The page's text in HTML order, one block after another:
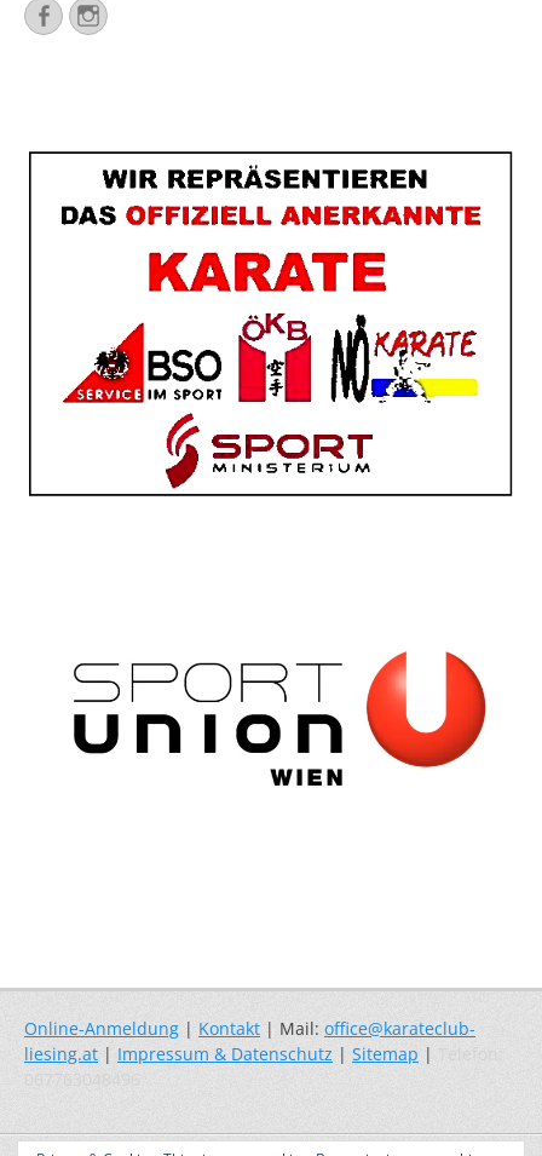
FacebookInstagram
Online-Anmeldung | Kontakt | Mail: office@karateclub-
liesing.at | Impressum & Datenschutz | Sitemap |